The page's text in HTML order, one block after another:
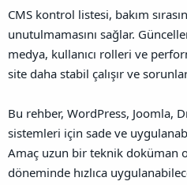
a
n
h
i
a
n
ı
s
K
o
y
CMS kontrol listesi, bakım
unutulmamasını sağlar.
medya, kullanıcı rolleri ve
site daha stabil çalışır ve
Bu rehber, WordPress, Joomla,
sistemleri için sade ve
Amaç uzun bir teknik doküman
döneminde hızlıca